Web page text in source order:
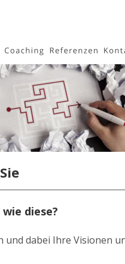
diese?
und dabei Ihre Visionen